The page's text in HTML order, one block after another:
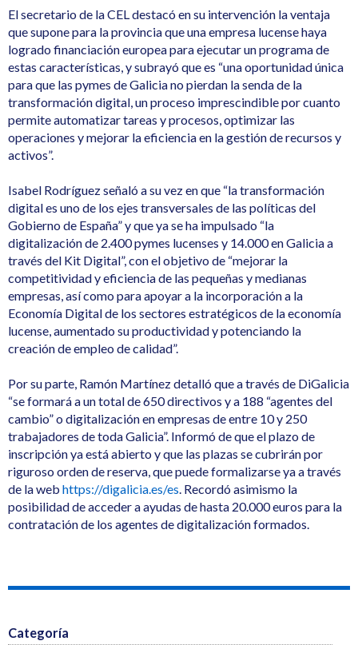
El secretario de la CEL destacó en su intervención la ventaja
que supone para la provincia que una empresa lucense haya
logrado financiación europea para ejecutar un programa de
estas características, y subrayó que es “una oportunidad única
para que las pymes de Galicia no pierdan la senda de la
transformación digital, un proceso imprescindible por cuanto
permite automatizar tareas y procesos, optimizar las
operaciones y mejorar la eficiencia en la gestión de recursos y
activos”.
Isabel Rodríguez señaló a su vez en que “la transformación
digital es uno de los ejes transversales de las políticas del
Gobierno de España” y que ya se ha impulsado “la
digitalización de 2.400 pymes lucenses y 14.000 en Galicia a
través del Kit Digital”, con el objetivo de “mejorar la
competitividad y eficiencia de las pequeñas y medianas
empresas, así como para apoyar a la incorporación a la
Economía Digital de los sectores estratégicos de la economía
lucense, aumentado su productividad y potenciando la
creación de empleo de calidad”.
Por su parte, Ramón Martínez detalló que a través de DiGalicia
“se formará a un total de 650 directivos y a 188 “agentes del
cambio” o digitalización en empresas de entre 10 y 250
trabajadores de toda Galicia”. Informó de que el plazo de
inscripción ya está abierto y que las plazas se cubrirán por
riguroso orden de reserva, que puede formalizarse ya a través
de la web https://digalicia.es/es. Recordó asimismo la
posibilidad de acceder a ayudas de hasta 20.000 euros para la
contratación de los agentes de digitalización formados.
Categoría